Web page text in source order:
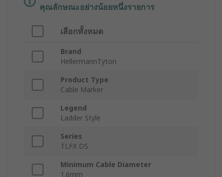
คุณลักษณะอย่างน้อยหนึ่งรายการ
เลือกทั้งหมด
Brand
HellermannTyton
Product Type
Cable Marker
Legend
Ladder Style
Series
TLFX DS
Minimum Cable Diameter
1.6mm